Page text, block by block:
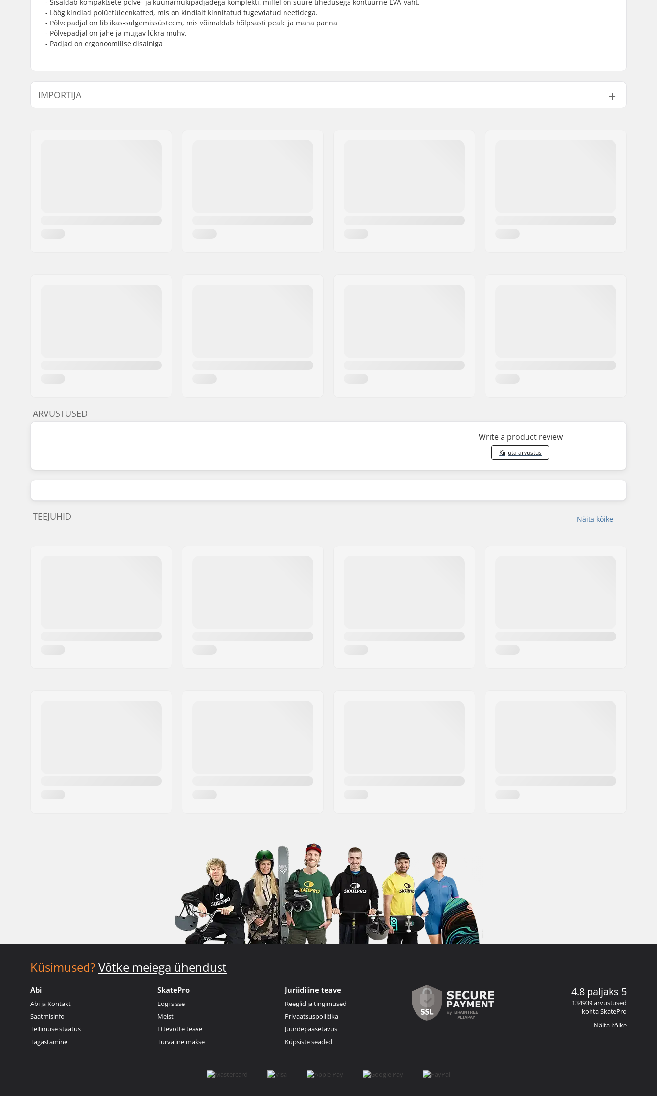
- Sisaldab kompaktsete põlve- ja küünarnukipadjadega komplekti, millel on suure tihedusega kontuurne EVA-vaht.
- Löögikindlad polüetüleenkatted, mis on kindlalt kinnitatud tugevdatud neetidega.
- Põlvepadjal on liblikas-sulgemissüsteem, mis võimaldab hõlpsasti peale ja maha panna
- Põlvepadjal on jahe ja mugav lükra muhv.
- Padjad on ergonoomilise disainiga
IMPORTIJA
ARVUSTUSED
Write a product review
Kirjuta arvustus
Näita kõike
TEEJUHID
Küsimused?Võtke meiega ühendust
Abi
Abi ja Kontakt
Saatmisinfo
Tellimuse staatus
Tagastamine
SkatePro
Logi sisse
Meist
Ettevõtte teave
Turvaline makse
Juriidiline teave
Reeglid ja tingimused
Privaatsuspoliitika
Juurdepääsetavus
Küpsiste seaded
4.8 paljaks 5
134939 arvustused
kohta SkatePro
Näita kõike